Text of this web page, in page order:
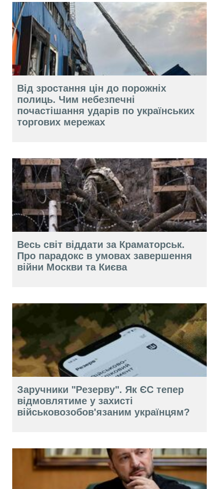
Від зростання цін до порожніх
полиць. Чим небезпечні
почастішання ударів по українських
торгових мережах
Весь світ віддати за Краматорськ.
Про парадокс в умовах завершення
війни Москви та Києва
Заручники "Резерву". Як ЄС тепер
відмовлятиме у захисті
військовозобов'язаним українцям?